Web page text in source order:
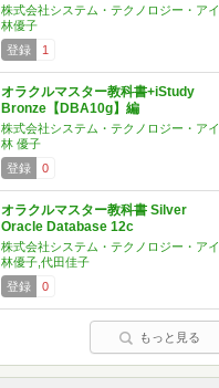
株式会社システム・テクノロジー・アイ
林優子
登録
1
オラクルマスター教科書+iStudy
Bronze【DBA10g】編
株式会社システム・テクノロジー・アイ
林 優子
登録
0
オラクルマスター教科書 Silver
Oracle Database 12c
株式会社システム・テクノロジー・アイ
林優子,代田佳子
登録
0
もっと見る